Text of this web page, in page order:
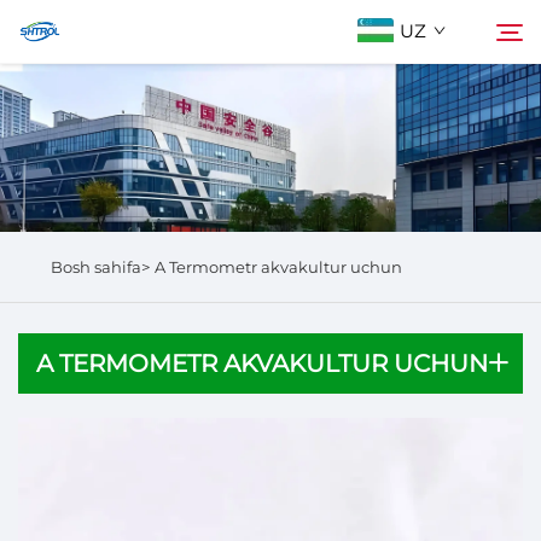
UZ
Biz Haqidida
Mahsulotlar
Qidirish
Bosh sahifa> A Termometr akvakultur uchun
A TERMOMETR AKVAKULTUR UCHUN